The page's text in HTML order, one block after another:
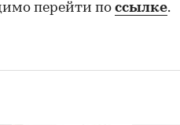
перейти по ссылке.